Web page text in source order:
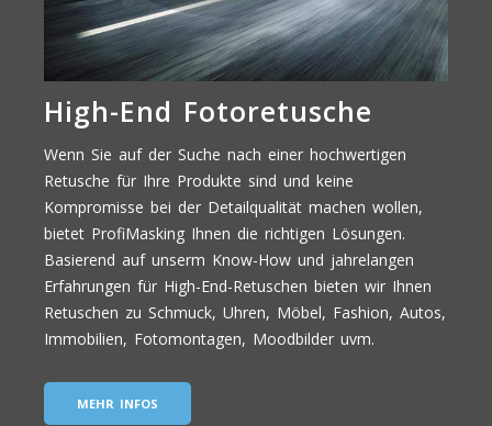
High-End Fotoretusche
Wenn Sie auf der Suche nach einer hochwertigen
Retusche für Ihre Produkte sind und keine
Kompromisse bei der Detailqualität machen wollen,
bietet ProfiMasking Ihnen die richtigen Lösungen.
Basierend auf unserm Know-How und jahrelangen
Erfahrungen für High-End-Retuschen bieten wir Ihnen
Retuschen zu Schmuck, Uhren, Möbel, Fashion, Autos,
Immobilien, Fotomontagen, Moodbilder uvm.
MEHR INFOS